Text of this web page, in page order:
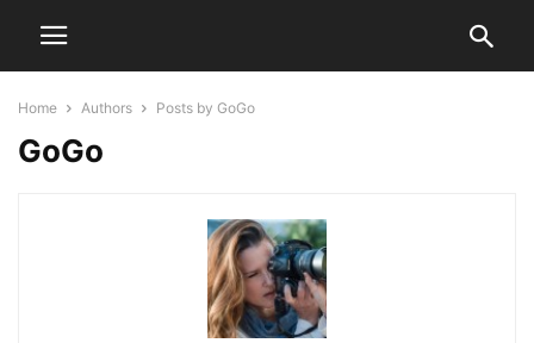
Home Authors Posts by GoGo
GoGo